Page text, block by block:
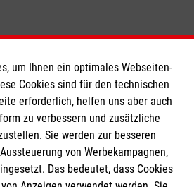
um Ihnen ein optimales Webseiten-
Cookies sind für den technischen
erforderlich, helfen uns aber auch
zu verbessern und zusätzliche
Sie werden zur besseren
von Werbekampagnen,
Das bedeutet, dass Cookies